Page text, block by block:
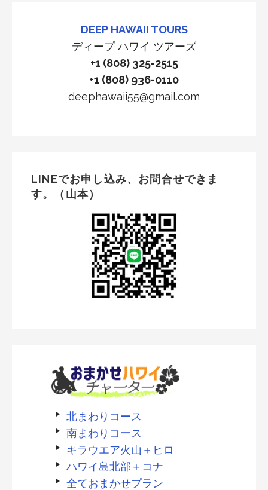
DEEP HAWAII TOURS
ディープ ハワイ ツアーズ
+1 (808) 325-2515
+1 (808) 936-0110
deephawaii55@gmail.com
LINEでお申し込み、お問合せできま
す。（山本）
北まわりコース
南まわりコース
キラウエア火山＋ヒロ
ハワイ島北部＋コナ
全ておまかせプラン